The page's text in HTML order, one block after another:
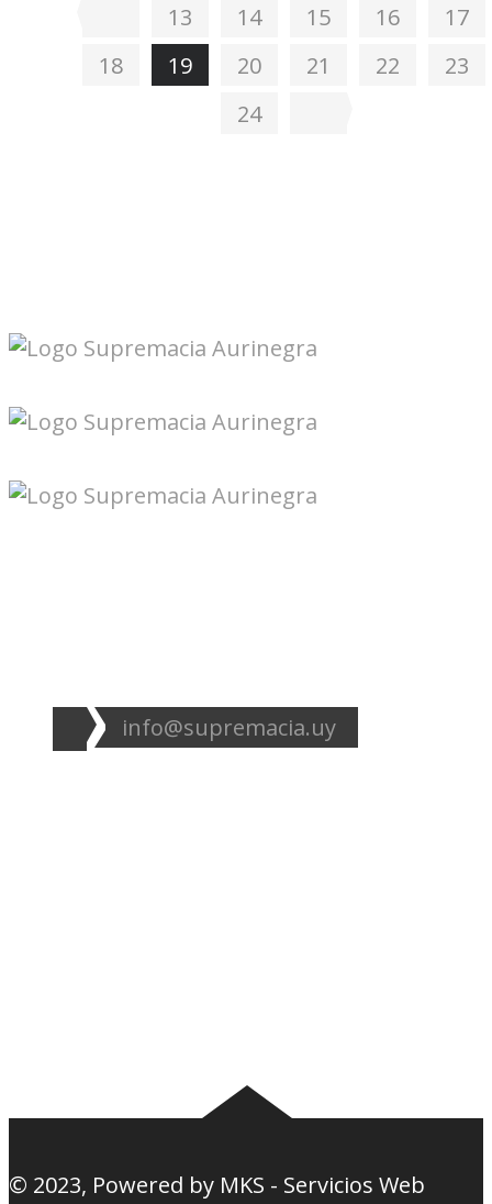
13 14 15 16
17
18
19 20 21 22
23
24
info@supremacia.uy
© 2023, Powered by MKS - Servicios Web